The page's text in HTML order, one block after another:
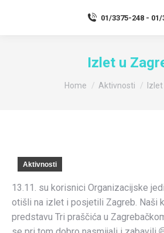
01/3375-248 - 01/
Izlet u
You are here:
Home Aktivnosti
Aktivnosti
13.11. su korisnici Organizacijske
otišli na izlet i posjetili Zagreb. Naši
predstavu Tri praščića u